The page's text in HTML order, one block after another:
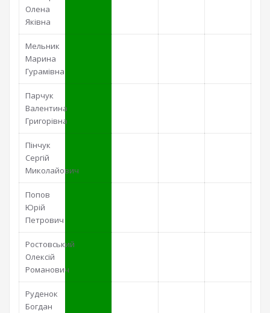
Олена
Яківна
Мельник
Марина
Гурамівна
Парчук
Валентина
Григорівна
Пінчук
Сергій
Миколайович
Попов
Юрій
Петрович
Ростовський
Олексій
Романович
Руденок
Богдан